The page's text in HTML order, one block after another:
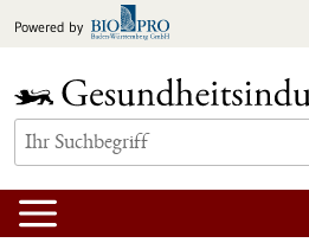
Inhalt
Powered by